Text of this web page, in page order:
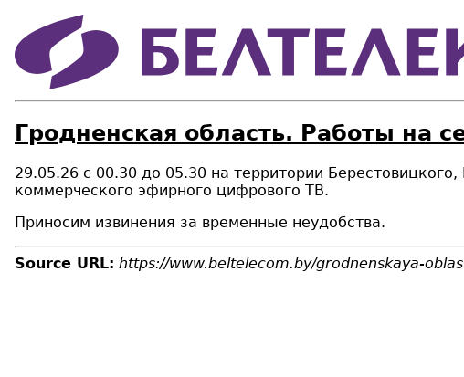
Гродненская область. Работы на
29.05.26 с 00.30 до 05.30 на территории
коммерческого эфирного цифрового ТВ.
Приносим извинения за временные неудобства.
Source URL: https://www.beltelecom.by/grodnenskaya-